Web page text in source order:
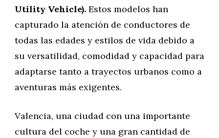
Utility Vehicle). Estos modelos han
capturado la atención de conductores de
todas las edades y estilos de vida debido a
su versatilidad, comodidad y capacidad para
adaptarse tanto a trayectos urbanos como a
aventuras más exigentes.
Valencia, una ciudad con una importante
cultura del coche y una gran cantidad de